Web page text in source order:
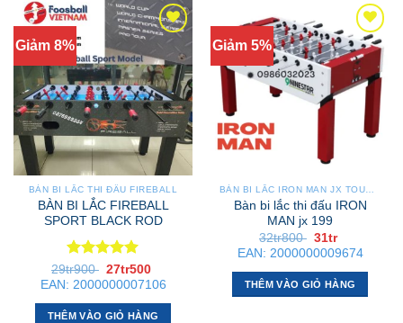
Giảm 8%
BÀN BI LẮC THI ĐẤU FIREBALL
BÀN BI LẮC FIREBALL
SPORT BLACK ROD
Được xếp
hạng55
29tr900 Giá
gốc
là:
29tr900 .
27tr500
hiện
tại
là:
27tr500 .
EAN: 2000000007106
THÊM VÀO GIỎ HÀNG
Giảm 5%
BÀN BI LẮC IRON MAN JX TOURNAMENT
Bàn bi lắc thi đấu IRON
MAN jx 199
32tr800 Giá
gốc
là:
32tr800 .
31tr
hiện
tại
là:
31tr .
EAN: 2000000009674
THÊM VÀO GIỎ HÀNG